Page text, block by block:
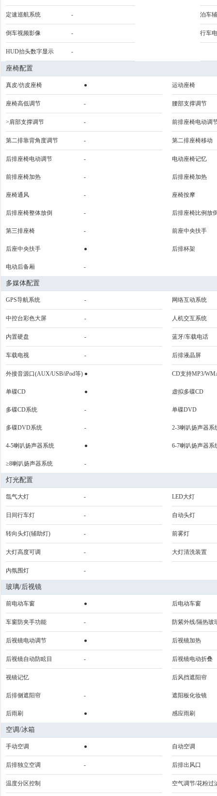
定速巡航系统 - 泊车
倒车视频影像 - 行车
HUD抬头数字显示 -
座椅配置
真皮/仿皮座椅 ● 运动座椅
座椅高低调节 - 腰部支撑调节
>肩部支撑调节 - 前排座椅电动调
第二排靠背角度调节 - 第二排座椅移动
后排座椅电动调节 - 电动座椅记忆
前排座椅加热 - 后排座椅加热
座椅通风 - 座椅按摩
后排座椅整体放倒 - 后排座椅比例放
第三排座椅 - 前座中央扶手
后座中央扶手 ● 后排杯架
电动后备厢 -
多媒体配置
GPS导航系统 - 网络互动系统
中控台彩色大屏 - 人机交互系统
内置硬盘 - 蓝牙/车载电话
车载电视 - 后排液晶屏
外接音源口(AUX/USB/iPod等) ● CD支持MP3/
单碟CD ● 虚拟多碟CD
多碟CD系统 - 单碟DVD
多碟DVD系统 - 2-3喇叭扬声器系
4-5喇叭扬声器系统 ● 6-7喇叭扬声器系
≥8喇叭扬声器系统 -
灯光配置
氙气大灯 - LED大灯
日间行车灯 - 自动头灯
转向头灯(辅助灯) - 前雾灯
大灯高度可调 - 大灯清洗装置
内氛围灯 -
玻璃/后视镜
前电动车窗 ● 后电动车窗
车窗防夹手功能 - 防紫外线/隔热玻
后视镜电动调节 ● 后视镜加热
后视镜自动防眩目 - 后视镜电动折叠
视镜记忆 后风挡遮阳帘
后排侧遮阳帘 - 遮阳板化妆镜
后雨刷 ● 感应雨刷
空调/冰箱
手动空调 ● 自动空调
后排独立空调 - 后排出风口
温度分区控制 空气调节/花粉过